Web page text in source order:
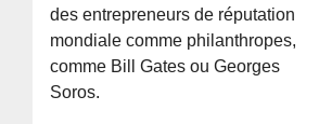
des entrepreneurs de réputation
mondiale comme philanthropes,
comme Bill Gates ou Georges
Soros.